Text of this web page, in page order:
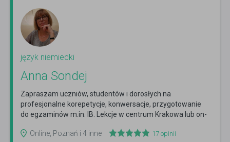
język niemiecki
Anna Sondej
Zapraszam uczniów, studentów i dorosłych na
profesjonalne korepetycje, konwersacje, przygotowanie
do egzaminów m.in. IB. Lekcje w centrum Krakowa lub on-
Online, Poznań i 4 inne
17 opinii